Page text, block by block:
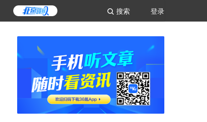
登录
搜索